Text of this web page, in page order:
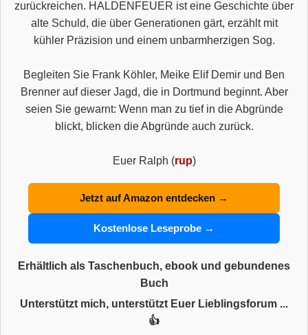
zurückreichen. HALDENFEUER ist eine Geschichte über
alte Schuld, die über Generationen gärt, erzählt mit
kühler Präzision und einem unbarmherzigen Sog.
Begleiten Sie Frank Köhler, Meike Elif Demir und Ben
Brenner auf dieser Jagd, die in Dortmund beginnt. Aber
seien Sie gewarnt: Wenn man zu tief in die Abgründe
blickt, blicken die Abgründe auch zurück.
Euer Ralph (rup)
Jetzt auf Amazon entdecken →
Kostenlose Leseprobe →
Erhältlich als Taschenbuch, ebook und gebundenes
Buch
Unterstützt mich, unterstützt Euer Lieblingsforum ...
👍